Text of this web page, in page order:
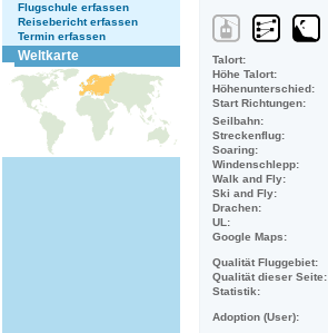
Flugschule erfassen
Reisebericht erfassen
Termin erfassen
Weltkarte Talort:
Höhe Talort:
Höhenunterschied:
Start Richtungen:
Seilbahn:
Streckenflug:
Soaring:
Windenschlepp:
Walk and Fly:
Ski and Fly:
Drachen:
UL:
Google Maps:
Qualität Fluggebiet:
Qualität dieser Seite:
Statistik:
Adoption (User):